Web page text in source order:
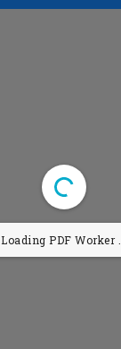
Loading PDF Worker ...